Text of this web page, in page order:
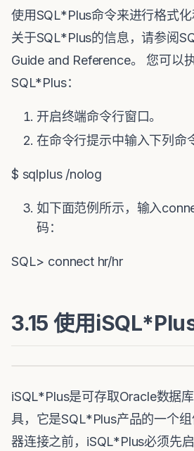
使用SQL*Plus命令来进行格式
关于SQL*Plus的信息，请参阅
Guide and Reference。 您可以
SQL*Plus：
开启终端命令行窗口。
在命令行提示中输入下列命
$ sqlplus /nolog
如下面范例所示，输入
码：
SQL> connect hr/hr
3.15 使用
iSQL*Plus是可存取Oracle数据
具，它是SQL*Plus产品的一个
器连接之前，iSQL*Plus必须先